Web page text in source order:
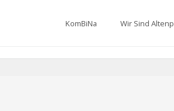
KomBiNa Wir Sind